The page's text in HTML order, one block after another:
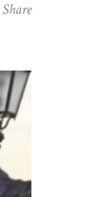
Share